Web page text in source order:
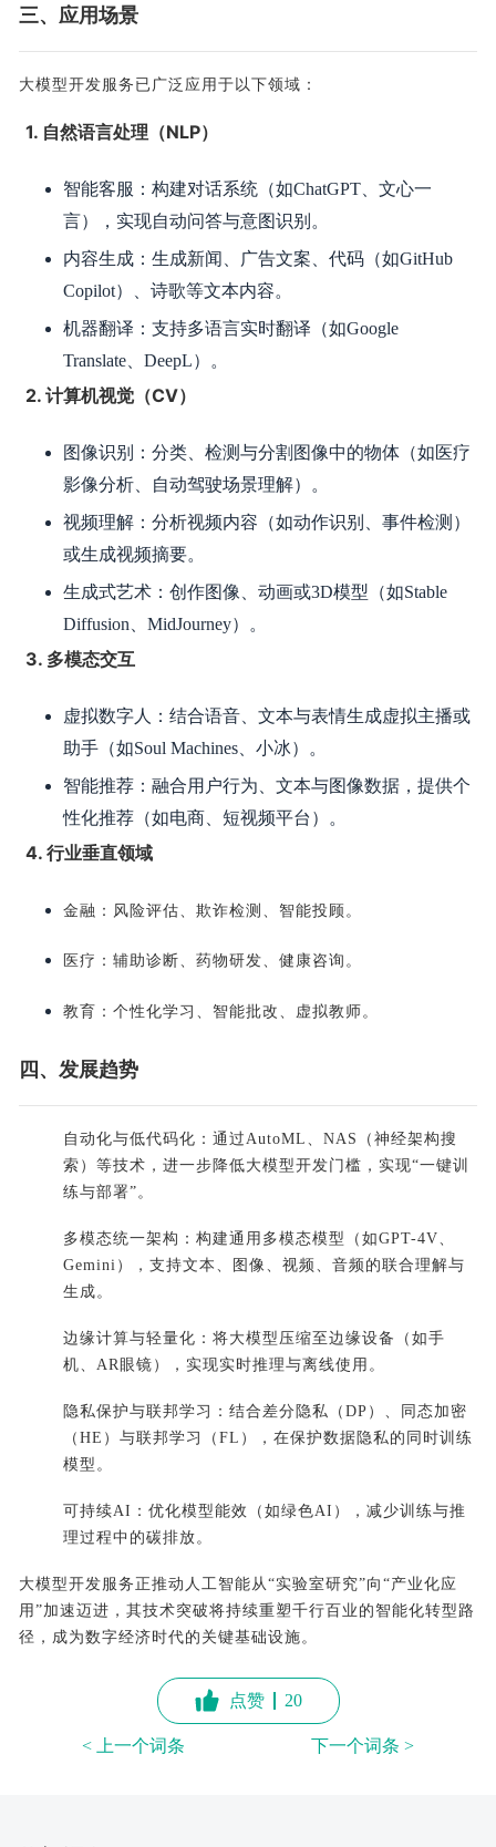
三、应用场景
大模型开发服务已广泛应用于以下领域：
1. 自然语言处理（NLP）
智能客服：构建对话系统（如ChatGPT、文心一
言），实现自动问答与意图识别。
内容生成：生成新闻、广告文案、代码（如GitHub
Copilot）、诗歌等文本内容。
机器翻译：支持多语言实时翻译（如Google
Translate、DeepL）。
2. 计算机视觉（CV）
图像识别：分类、检测与分割图像中的物体（如医疗
影像分析、自动驾驶场景理解）。
视频理解：分析视频内容（如动作识别、事件检测）
或生成视频摘要。
生成式艺术：创作图像、动画或3D模型（如Stable
Diffusion、MidJourney）。
3. 多模态交互
虚拟数字人：结合语音、文本与表情生成虚拟主播或
助手（如Soul Machines、小冰）。
智能推荐：融合用户行为、文本与图像数据，提供个
性化推荐（如电商、短视频平台）。
4. 行业垂直领域
金融：风险评估、欺诈检测、智能投顾。
医疗：辅助诊断、药物研发、健康咨询。
教育：个性化学习、智能批改、虚拟教师。
四、发展趋势
自动化与低代码化：通过AutoML、NAS（神经架构搜
索）等技术，进一步降低大模型开发门槛，实现“一键训
练与部署”。
多模态统一架构：构建通用多模态模型（如GPT-4V、
Gemini），支持文本、图像、视频、音频的联合理解与
生成。
边缘计算与轻量化：将大模型压缩至边缘设备（如手
机、AR眼镜），实现实时推理与离线使用。
隐私保护与联邦学习：结合差分隐私（DP）、同态加密
（HE）与联邦学习（FL），在保护数据隐私的同时训练
模型。
可持续AI：优化模型能效（如绿色AI），减少训练与推
理过程中的碳排放。
大模型开发服务正推动人工智能从“实验室研究”向“产业化应
用”加速迈进，其技术突破将持续重塑千行百业的智能化转型路
径，成为数字经济时代的关键基础设施。
点赞 20
< 上一个词条 下一个词条 >